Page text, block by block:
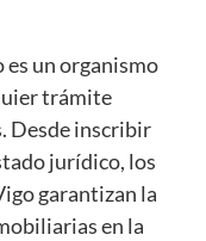
es un organismo
trámite
Desde inscribir
jurídico, los
garantizan la
en la